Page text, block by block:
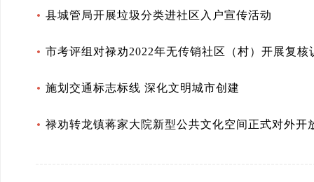
县城管局开展垃圾分类进社区入户宣传活动
市考评组对禄劝2022年无传销社区（村）开展复核
施划交通标志标线 深化文明城市创建
禄劝转龙镇蒋家大院新型公共文化空间正式对外开